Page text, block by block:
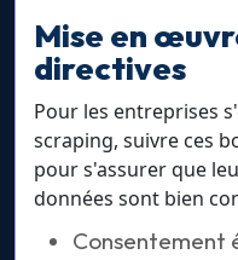
Mise en
directives
Pour les entreprises
scraping, suivre ces
pour s'assurer que
données sont bien
Consentement